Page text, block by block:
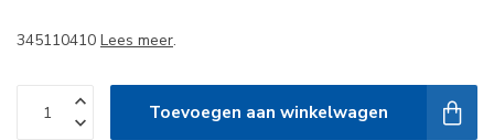
345110410 Lees meer.
Toevoegen aan winkelwagen